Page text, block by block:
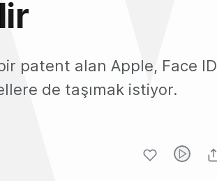
patent alan Apple, Face ID
de taşımak istiyor.